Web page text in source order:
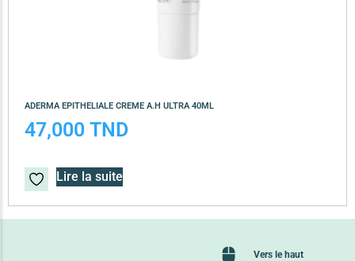
ADERMA EPITHELIALE CREME A.H ULTRA 40ML
47,000 TND
Lire la suite
Vers le haut